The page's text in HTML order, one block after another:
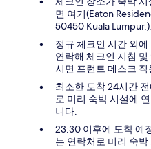
면 여기(Eaton
50450 Kuala
정규 체크인 시간 외
연락해 체크인 지침
시면 프런트 데스크
최소한 도착 24시간
로 미리 숙박 시설에
니다.
23:30 이후에 도착 예
는 연락처로 미리 숙